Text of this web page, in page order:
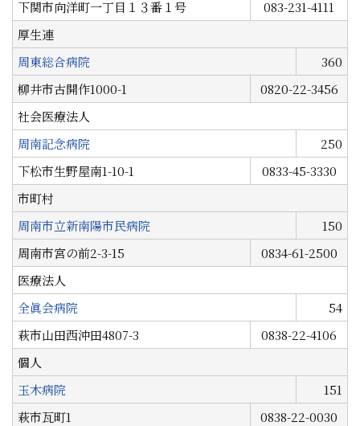
下関市向洋町一丁目１３番１号
083-231-4111
厚生連
周東総合病院
360
柳井市古開作1000-1
0820-22-3456
社会医療法人
周南記念病院
250
下松市生野屋南1-10-1
0833-45-3330
市町村
周南市立新南陽市民病院
150
周南市宮の前2-3-15
0834-61-2500
医療法人
全眞会病院
54
萩市山田西沖田4807-3
0838-22-4106
個人
玉木病院
151
萩市瓦町1
0838-22-0030